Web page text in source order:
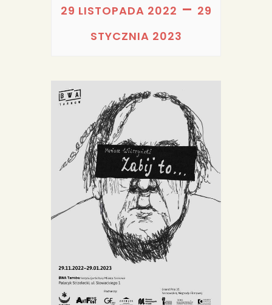
PORTFOLIA
29 LISTOPADA 2022 – 29
STYCZNIA 2023